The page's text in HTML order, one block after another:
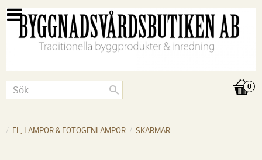
EL, LAMPOR & FOTOGENLAMPOR SKÄRMAR